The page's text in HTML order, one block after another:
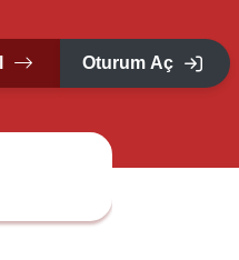
Oturum Aç